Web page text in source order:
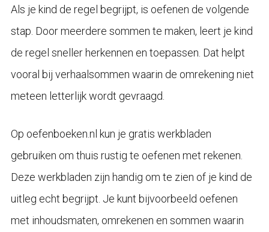
Als je kind de regel begrijpt, is oefenen de volgende
stap. Door meerdere sommen te maken, leert je kind
de regel sneller herkennen en toepassen. Dat helpt
vooral bij verhaalsommen waarin de omrekening niet
meteen letterlijk wordt gevraagd.
Op oefenboeken.nl kun je gratis werkbladen
gebruiken om thuis rustig te oefenen met rekenen.
Deze werkbladen zijn handig om te zien of je kind de
uitleg echt begrijpt. Je kunt bijvoorbeeld oefenen
met inhoudsmaten, omrekenen en sommen waarin